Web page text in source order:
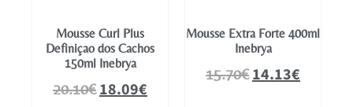
Mousse Curl Plus
Definiçao dos Cachos
150ml Inebrya
20.10€18.09€
Mousse Extra Forte 400ml
Inebrya
15.70€14.13€